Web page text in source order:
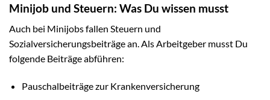
Minijob und Steuern: Was Du wissen musst
Auch bei Minijobs fallen Steuern und
Sozialversicherungsbeiträge an. Als Arbeitgeber musst Du
folgende Beiträge abführen:
Pauschalbeiträge zur Krankenversicherung